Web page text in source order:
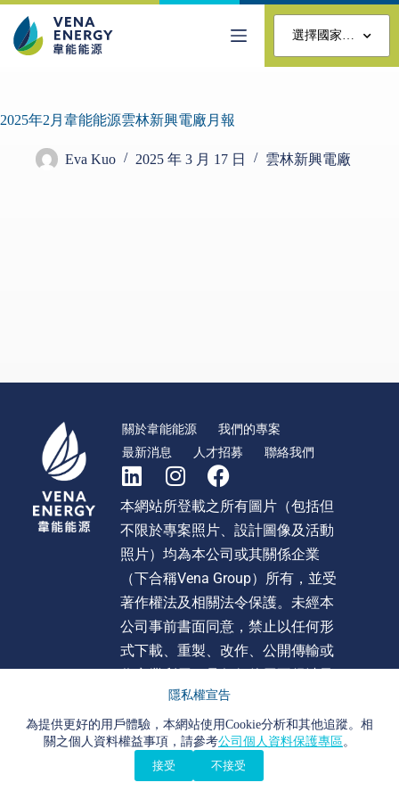
隱私權宣告
為提供更好的用戶體驗，本網站使用Cookie分析和其他追蹤。相
關之個人資料權益事項，請參考公司個人資料保護專區。
接受
不接受
選擇國家…
2025年2月韋能能源雲林新興電廠月報
Eva Kuo 2025 年 3 月 17 日 雲林新興電廠
關於韋能能源
我們的專案
最新消息
人才招募 聯絡我們
本網站所登載之所有圖片（包括但
不限於專案照片、設計圖像及活動
照片）均為本公司或其關係企業
（下合稱Vena Group）所有，並受
著作權法及相關法令保護。未經本
公司事前書面同意，禁止以任何形
式下載、重製、改作、公開傳輸或
作商業利用。且任何使用不得涉及
不當影射、詆毀或貶損 Vena Group
或旗下任何公司之形象或商譽。違
者本公司將依法追究法律責任。